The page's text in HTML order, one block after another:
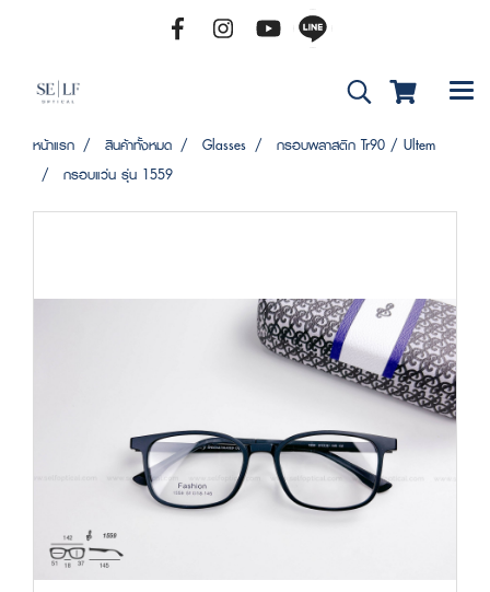
หน้าแรก สินค้าทั้งหมด Glasses
กรอบพลาสติก Tr90 / Ultem
กรอบแว่น รุ่น 1559